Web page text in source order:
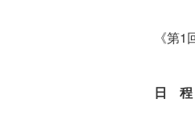
《第1
日 程